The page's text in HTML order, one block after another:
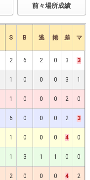
前々場所成績
S B 逃 捲 差 マ
2 6 2 0 3 3
1 0 0 0 3 1
1 0 0 0 2 0
6 0 0 0 2 3
1 0 0 0 4 0
1 3 1 1 0 0
2 0 0 0 4 2